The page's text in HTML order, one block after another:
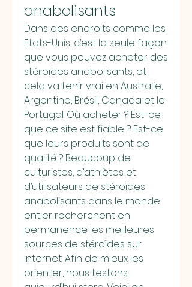
anabolisants
Dans des endroits comme les
Etats-Unis, c’est la seule façon
que vous pouvez acheter des
stéroïdes anabolisants, et
cela va tenir vrai en Australie,
Argentine, Brésil, Canada et le
Portugal. Où acheter ? Est-ce
que ce site est fiable ? Est-ce
que leurs produits sont de
qualité ? Beaucoup de
culturistes, d’athlètes et
d’utilisateurs de stéroïdes
anabolisants dans le monde
entier recherchent en
permanence les meilleures
sources de stéroïdes sur
Internet. Afin de mieux les
orienter, nous testons